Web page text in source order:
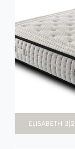
ELISABETH 3|2